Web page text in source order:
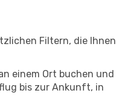
Filtern, die Ihnen
einem Ort buchen und
bis zur Ankunft, in